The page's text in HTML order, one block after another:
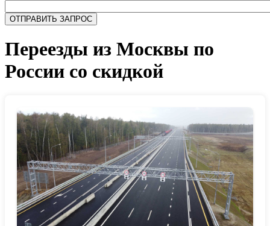
Переезды из Москвы по
России со скидкой